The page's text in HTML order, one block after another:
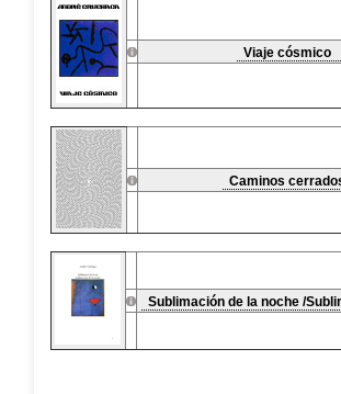
Viaje cósmico
Caminos
Sublimación de la noche /